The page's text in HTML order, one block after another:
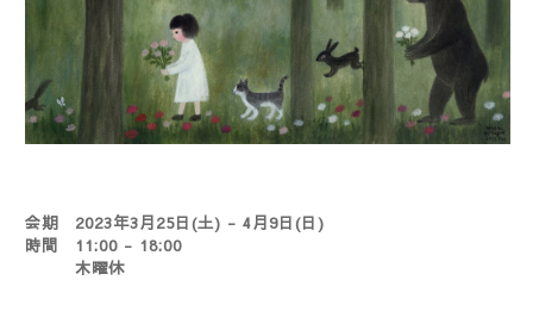
会期 2023年3月25日(土) - 4月9日(日)
時間 11:00 - 18:00
木曜休